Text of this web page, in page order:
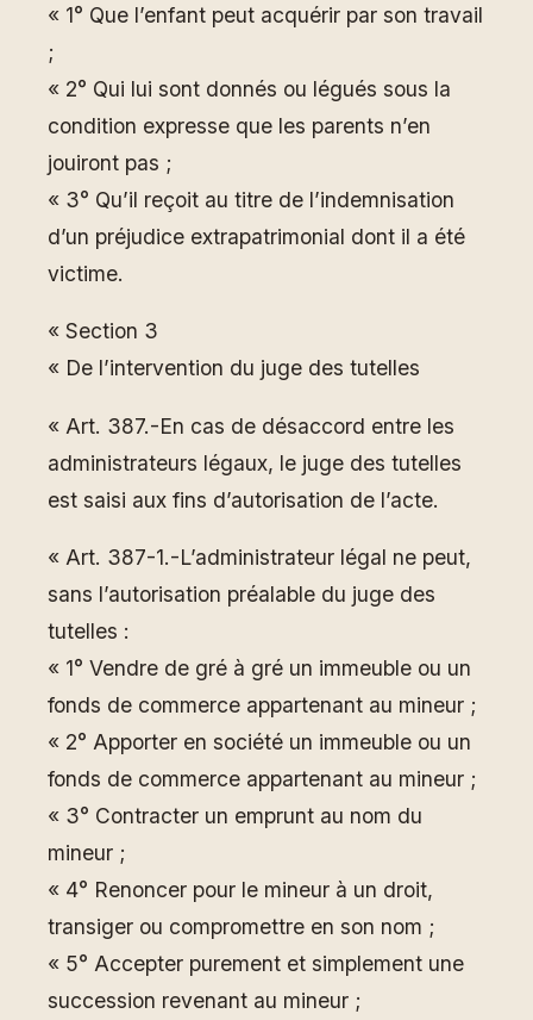
« 1° Que l’enfant peut acquérir par son travail
;
« 2° Qui lui sont donnés ou légués sous la
condition expresse que les parents n’en
jouiront pas ;
« 3° Qu’il reçoit au titre de l’indemnisation
d’un préjudice extrapatrimonial dont il a été
victime.
« Section 3
« De l’intervention du juge des tutelles
« Art. 387.-En cas de désaccord entre les
administrateurs légaux, le juge des tutelles
est saisi aux fins d’autorisation de l’acte.
« Art. 387-1.-L’administrateur légal ne peut,
sans l’autorisation préalable du juge des
tutelles :
« 1° Vendre de gré à gré un immeuble ou un
fonds de commerce appartenant au mineur ;
« 2° Apporter en société un immeuble ou un
fonds de commerce appartenant au mineur ;
« 3° Contracter un emprunt au nom du
mineur ;
« 4° Renoncer pour le mineur à un droit,
transiger ou compromettre en son nom ;
« 5° Accepter purement et simplement une
succession revenant au mineur ;